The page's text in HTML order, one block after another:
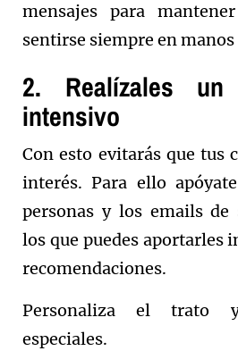
mensajes para
sentirse siempre en
2. Realízales un
intensivo
Con esto evitarás que tus
interés. Para ello
personas y los emails de
los que puedes aportarles
recomendaciones.
Personaliza el trato
especiales.